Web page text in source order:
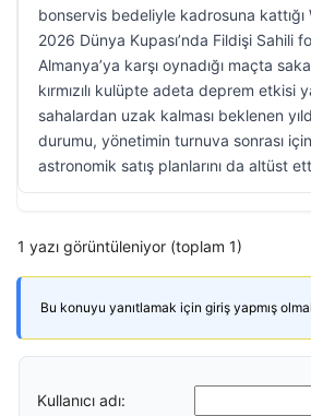
bonservis bedeliyle kadrosuna kattığı
2026 Dünya Kupası’nda Fildişi Sahili
Almanya’ya karşı oynadığı maçta
kırmızılı kulüpte adeta deprem etkisi
sahalardan uzak kalması beklenen
durumu, yönetimin turnuva sonrası
astronomik satış planlarını da altüst
1 yazı görüntüleniyor (toplam 1)
Bu konuyu yanıtlamak için giriş yapmış
Kullanıcı adı: